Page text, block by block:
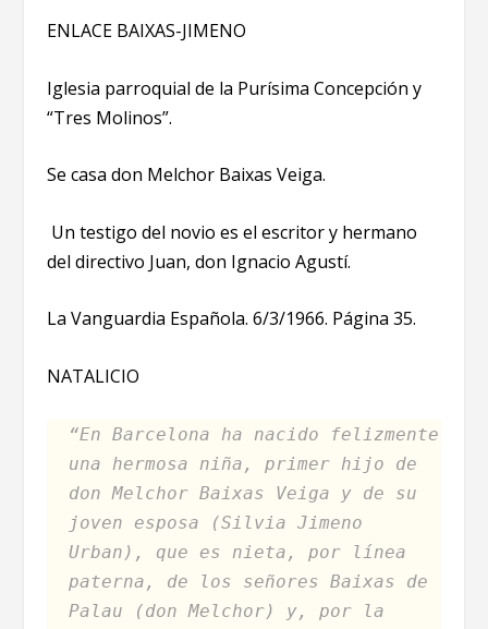
ENLACE BAIXAS-JIMENO
Iglesia parroquial de la Purísima Concepción y
“Tres Molinos”.
Se casa don Melchor Baixas Veiga.
Un testigo del novio es el escritor y hermano
del directivo Juan, don Ignacio Agustí.
La Vanguardia Española. 6/3/1966. Página 35.
NATALICIO
“En Barcelona ha nacido felizmente
una hermosa niña, primer hijo de
don Melchor Baixas Veiga y de su
joven esposa (Silvia Jimeno
Urban), que es nieta, por línea
paterna, de los señores Baixas de
Palau (don Melchor) y, por la